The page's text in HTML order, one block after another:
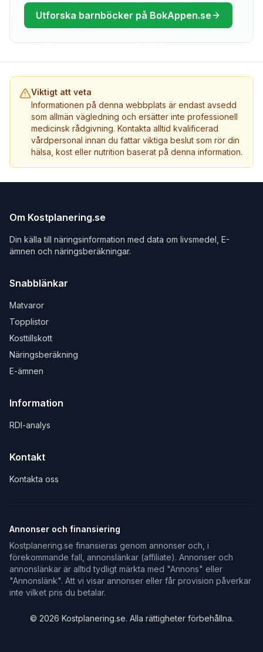
Utforska barnböcker på BokAppen.se
Viktigt att veta
Informationen på denna webbplats är endast avsedd
som allmän vägledning och ersätter inte professionell
medicinsk rådgivning. Kontakta alltid kvalificerad
vårdpersonal innan du fattar viktiga beslut som rör din
hälsa, kost eller nutrition baserat på denna information.
Om Kostplanering.se
Din källa till näringsinformation med data om livsmedel, E-
ämnen och näringsberäkningar.
Snabblänkar
Matvaror
Topplistor
Kosttillskott
Näringsberäkning
E-ämnen
Information
RDI-analys
Kontakt
Kontakta oss
Annonser och finansiering
Kostplanering.se finansieras genom annonser och, i
förekommande fall, annonslänkar (affiliate). Annonser och
annonslänkar är alltid tydligt märkta med "Annons" eller
"Annonslänk". Att vi visar annonser eller får provision påverkar
inte vilket pris du betalar.
© 2026 Kostplanering.se. Alla rättigheter förbehållna.